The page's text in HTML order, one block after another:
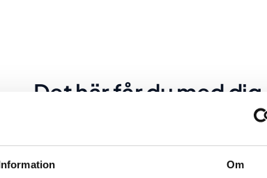
Om
Det här får du med dig
Fördjupa din förståelse för den ökade